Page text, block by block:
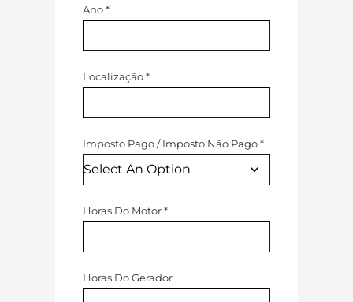
Ano*
Localização*
Imposto Pago/Imposto Não Pago*
Horas Do Motor*
Horas Do Gerador